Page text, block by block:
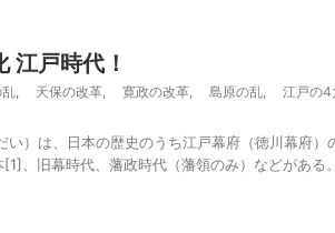
江戸時代！
, 天保の改革, 寛政の改革, 島原の乱, 江戸の4
い）は、日本の歴史のうち江戸幕府（徳川幕府
、旧幕時代、藩政時代（藩領のみ）などがある